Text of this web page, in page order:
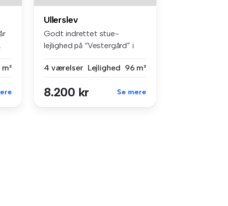
Ullerslev
Godt indrettet stue-
lejlighed på “Vestergård” i
4 værelser Lejlighed 96 m²
8.200 kr Se mere